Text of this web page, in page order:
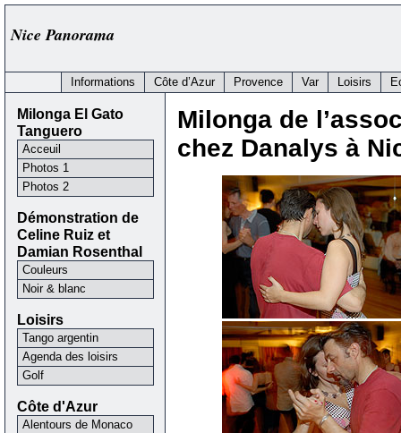
Nice Panorama
Informations Côte d’Azur Provence Var Loisirs
Milonga de
chez Danalys à
Milonga El Gato
Tanguero
Acceuil
Photos 1
Photos 2
Démonstration de
Celine Ruiz et
Damian Rosenthal
Couleurs
Noir & blanc
Loisirs
Tango argentin
Agenda des loisirs
Golf
Côte d'Azur
Alentours de Monaco